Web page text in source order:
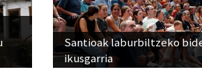
Santioak laburbiltzeko
ikusgarria